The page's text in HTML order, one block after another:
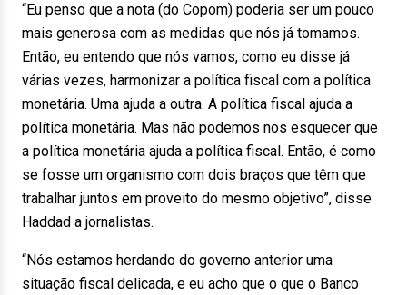
“Eu penso que a nota (do Copom) poderia ser um pouco
mais generosa com as medidas que nós já tomamos.
Então, eu entendo que nós vamos, como eu disse já
várias vezes, harmonizar a política fiscal com a política
monetária. Uma ajuda a outra. A política fiscal ajuda a
política monetária. Mas não podemos nos esquecer que
a política monetária ajuda a política fiscal. Então, é como
se fosse um organismo com dois braços que têm que
trabalhar juntos em proveito do mesmo objetivo”, disse
Haddad a jornalistas.
“Nós estamos herdando do governo anterior uma
situação fiscal delicada, e eu acho que o que o Banco